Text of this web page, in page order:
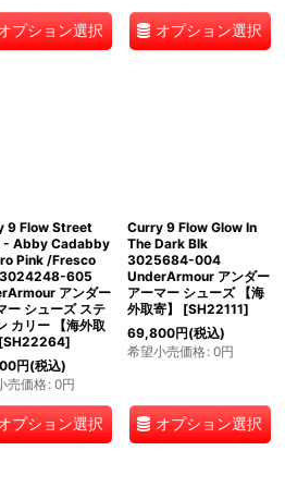
プション選択 オプション選択
9 Flow Street
- Abby Cadabby
Pink /Fresco
605
アンダー
ー シューズ ステ
カリー 【海外取
[SH22264]
円(税込)
売価格: 0円
プション選択
Curry 9 Flow Glow In
The Dark Blk
3025684-004
UnderArmour アンダー
アーマー シューズ 【海
外取寄】
[SH22111]
69,800円(税込)
希望小売価格: 0円
オプション選択